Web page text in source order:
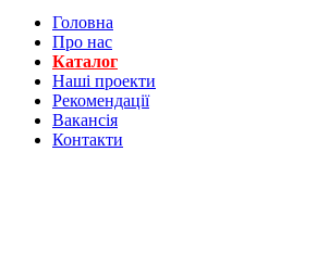
Головна
Про нас
Каталог
Нашi проекти
Рекомендації
Вакансiя
Контакти